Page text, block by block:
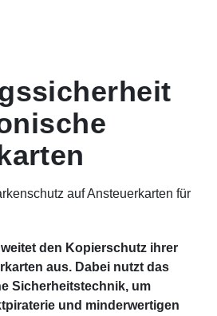
auf Ansteuerkarten für
den Kopierschutz ihrer
aus. Dabei nutzt das
Sicherheitstechnik, um
und minderwertigen